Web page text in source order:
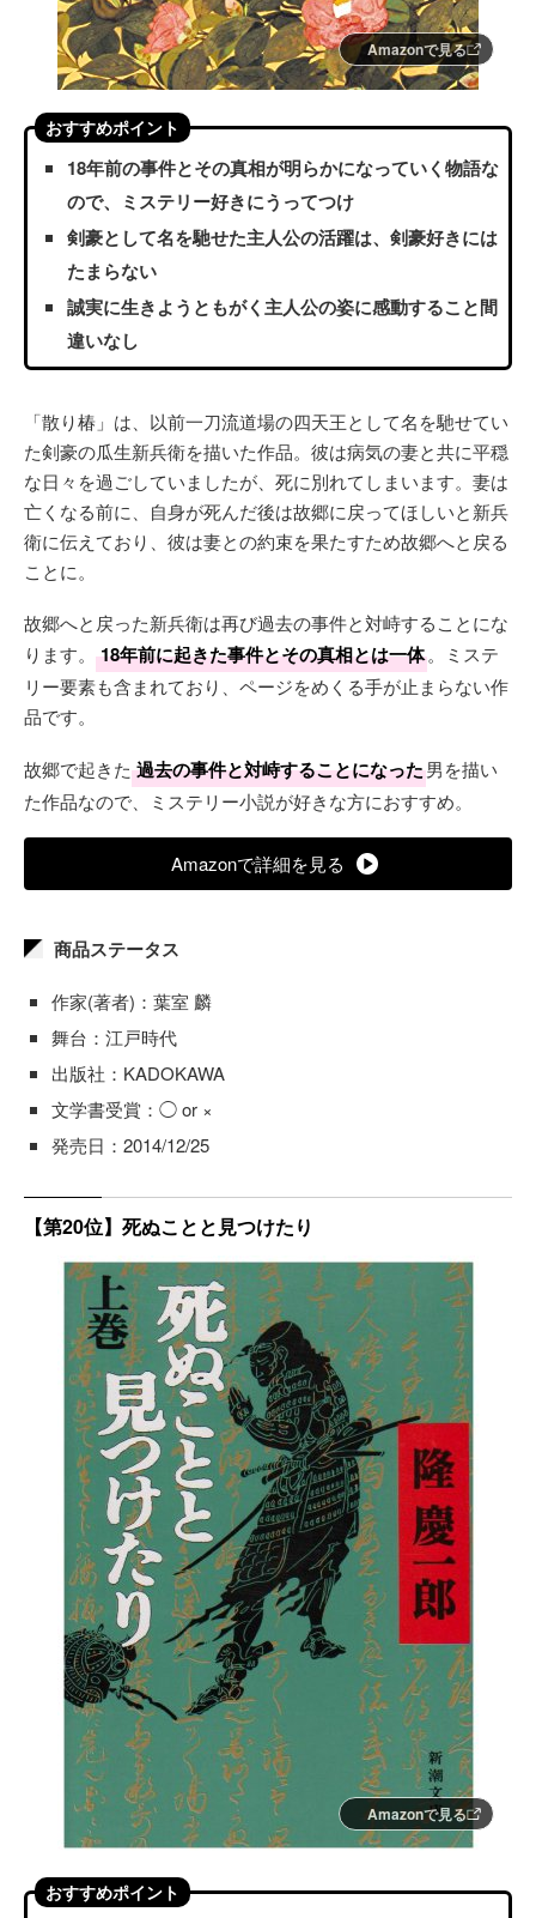
Amazonで見る
おすすめポイント
18年前の事件とその真相が明らかになっていく物語な
ので、ミステリー好きにうってつけ
剣豪として名を馳せた主人公の活躍は、剣豪好きには
たまらない
誠実に生きようともがく主人公の姿に感動すること間
違いなし
「散り椿」は、以前一刀流道場の四天王として名を馳せてい
た剣豪の瓜生新兵衛を描いた作品。彼は病気の妻と共に平穏
な日々を過ごしていましたが、死に別れてしまいます。妻は
亡くなる前に、自身が死んだ後は故郷に戻ってほしいと新兵
衛に伝えており、彼は妻との約束を果たすため故郷へと戻る
ことに。
故郷へと戻った新兵衛は再び過去の事件と対峙することにな
ります。
18年前に起きた事件とその真相とは一体。ミステ
リー要素も含まれており、ページをめくる手が止まらない作
品です。
故郷で起きた 過去の事件と対峙することになった男を描い
た作品なので、ミステリー小説が好きな方におすすめ。
Amazonで詳細を見る
商品ステータス
作家(著者)：葉室 麟
舞台：江戸時代
出版社：KADOKAWA
文学書受賞：◯ or ×
発売日：2014/12/25
【第20位】死ぬことと見つけたり
Amazonで見る
おすすめポイント